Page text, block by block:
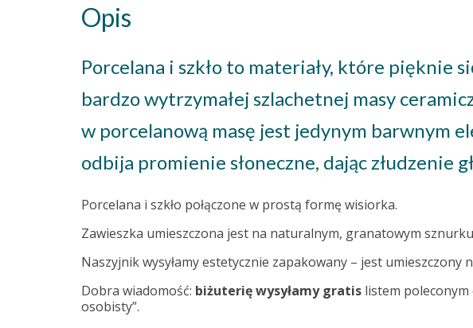
Opis
Porcelana i szkło to materiały, które pięknie
bardzo wytrzymałej szlachetnej masy
w porcelanową masę jest jedynym barwnym
odbija promienie słoneczne, dając złudzenie
Porcelana i szkło połączone w prostą formę wisiorka.
Zawieszka umieszczona jest na naturalnym, granatowym
Naszyjnik wysyłamy estetycznie zapakowany – jest
Dobra wiadomość: biżuterię wysyłamy gratis listem poleconym
osobisty”.